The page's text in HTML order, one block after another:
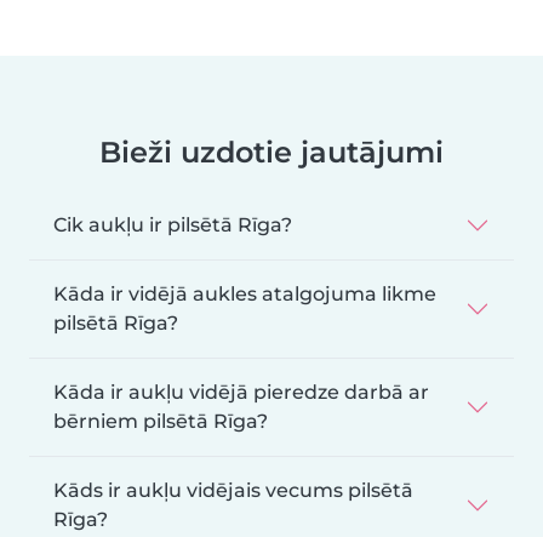
Bieži uzdotie jautājumi
Cik aukļu ir pilsētā Rīga?
Kāda ir vidējā aukles atalgojuma likme
pilsētā Rīga?
Kāda ir aukļu vidējā pieredze darbā ar
bērniem pilsētā Rīga?
Kāds ir aukļu vidējais vecums pilsētā
Rīga?